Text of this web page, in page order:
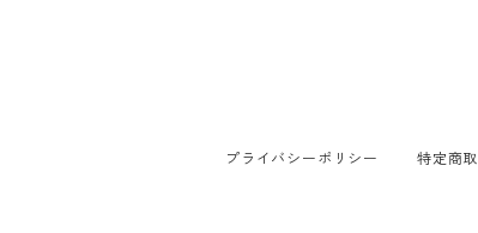
プライバシーポリシー 特定商